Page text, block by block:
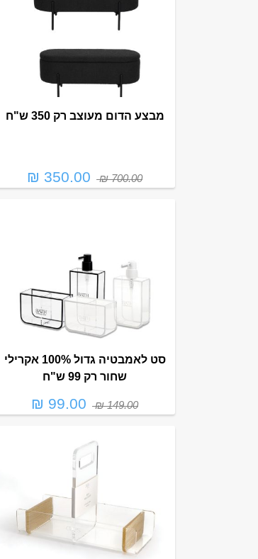
מבצע הדום מעוצב רק 350 ש"ח
700.00 ₪
350.00 ₪
סט לאמבטיה גדול 100% אקרילי
שחור רק 99 ש"ח
149.00 ₪
99.00 ₪